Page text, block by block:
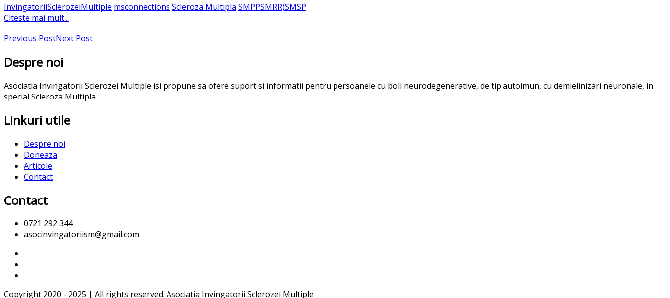
InvingatoriiSclerozeiMultiple msconnections Scleroza Multipla SMPPSMRR)SMSP
Citeste mai mult...
Previous PostNext Post
Despre noi
Asociatia Invingatorii Sclerozei Multiple isi propune sa ofere suport si informatii pentru persoanele cu boli neurodegenerative, de tip autoimun, cu demielinizari neuronale, in
special Scleroza Multipla.
Linkuri utile
Despre noi
Doneaza
Articole
Contact
Contact
0721 292 344
asocinvingatoriism@gmail.com
Copyright 2020 - 2025 | All rights reserved. Asociatia Invingatorii Sclerozei Multiple